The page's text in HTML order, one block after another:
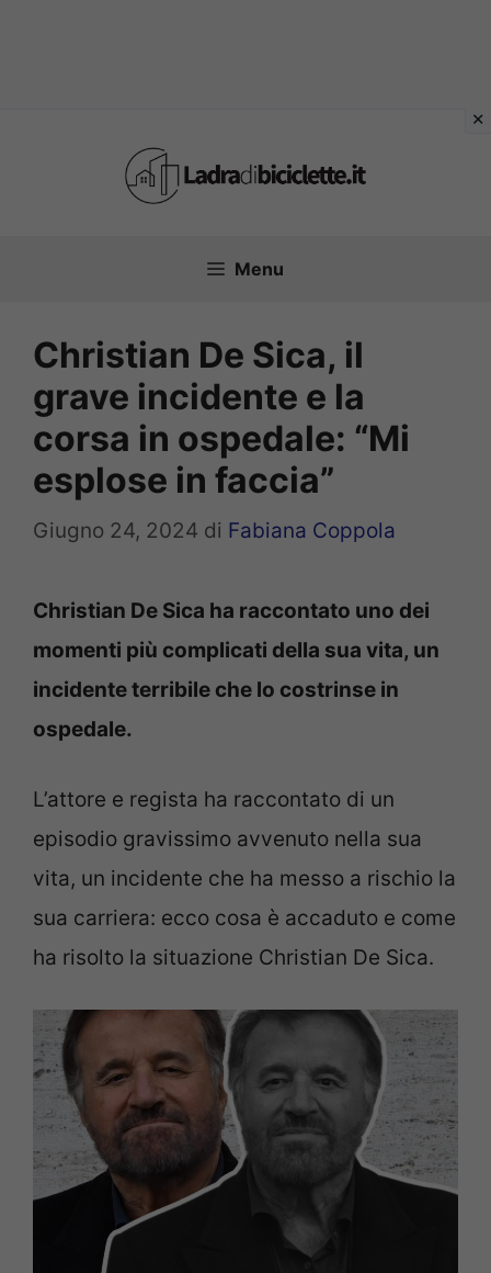
Menu
Christian De Sica, il
grave incidente e la
corsa in ospedale: “Mi
esplose in faccia”
Giugno 24, 2024 di Fabiana Coppola
Christian De Sica ha raccontato uno dei
momenti più complicati della sua vita, un
incidente terribile che lo costrinse in
ospedale.
L’attore e regista ha raccontato di un
episodio gravissimo avvenuto nella sua
vita, un incidente che ha messo a rischio la
sua carriera: ecco cosa è accaduto e come
ha risolto la situazione Christian De Sica.